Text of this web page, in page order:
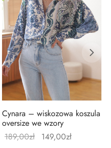
Cynara – wiskozowa koszula
oversize we wzory
189,00zł 149,00zł